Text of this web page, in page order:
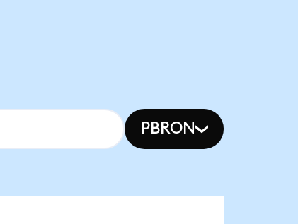
PBRON